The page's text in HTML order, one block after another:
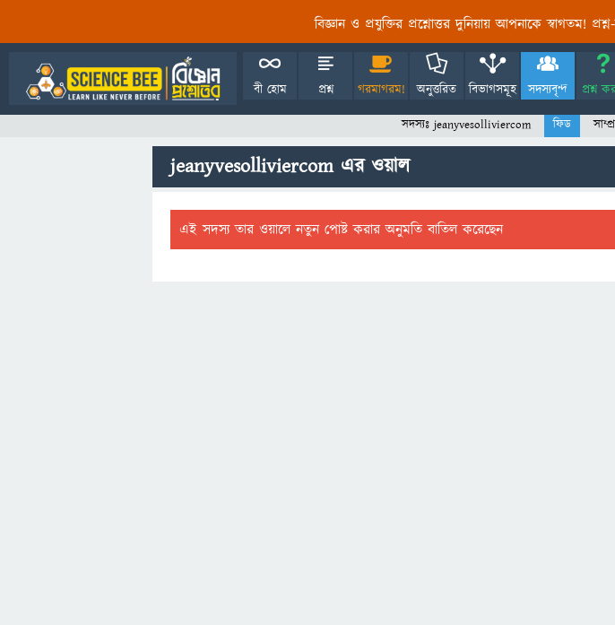
বিজ্ঞান ও প্রযুক্তির প্রশ্নোত্তর দুনিয়ায় আপনাকে স্বাগতম!
বী হোম প্রশ্ন গরমাগরম! অনুত্তরিত বিভাগসমূহ সদস্যবৃন্দ প্রশ্ন
সদস্যঃ jeanyvesolliviercom ফিড
jeanyvesolliviercom এর ওয়াল
এই সদস্য তার ওয়ালে নতুন পোষ্ট করার অনুমতি বাতিল করেছেন